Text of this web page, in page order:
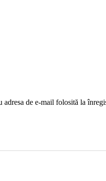
de e-mail folosită la